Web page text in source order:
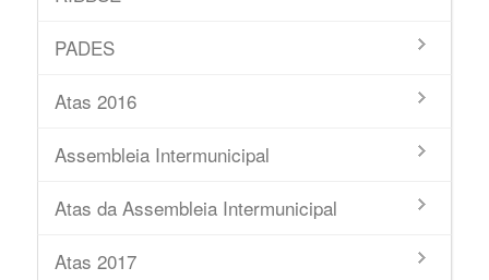
PADES
Atas 2016
Assembleia Intermunicipal
Atas da Assembleia Intermunicipal
Atas 2017